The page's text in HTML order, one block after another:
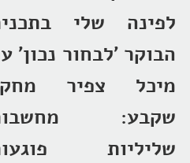
לפינה שלי
הבוקר 'לבחור נכון'
מיכל צפיר
שקבע:
שליליות